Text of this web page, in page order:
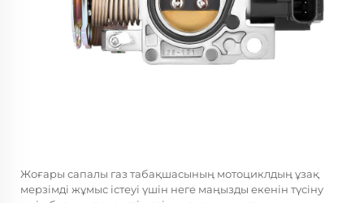
Жоғары сапалы газ табақшасының мотоциклдың ұзақ
мерзімді жұмыс істеуі үшін неге маңызды екенін түсіну